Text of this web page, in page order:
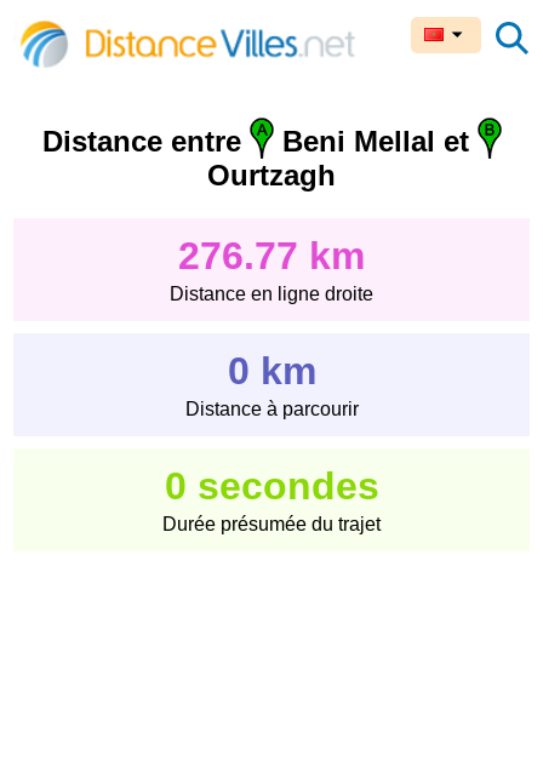
Distance entre
Beni Mellal et
Ourtzagh
276.77 km
Distance en ligne droite
0 km
Distance à parcourir
0 secondes
Durée présumée du trajet